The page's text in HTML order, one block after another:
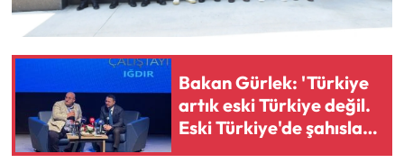
Bakan Gürlek: 'Türkiye
artık eski Türkiye değil.
Eski Türkiye'de şahıslar
güçlüydü. Bugün ise